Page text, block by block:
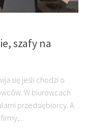
szafy na
się jeśli chodzi o
W biurowcach
przedsiębiorcy. A